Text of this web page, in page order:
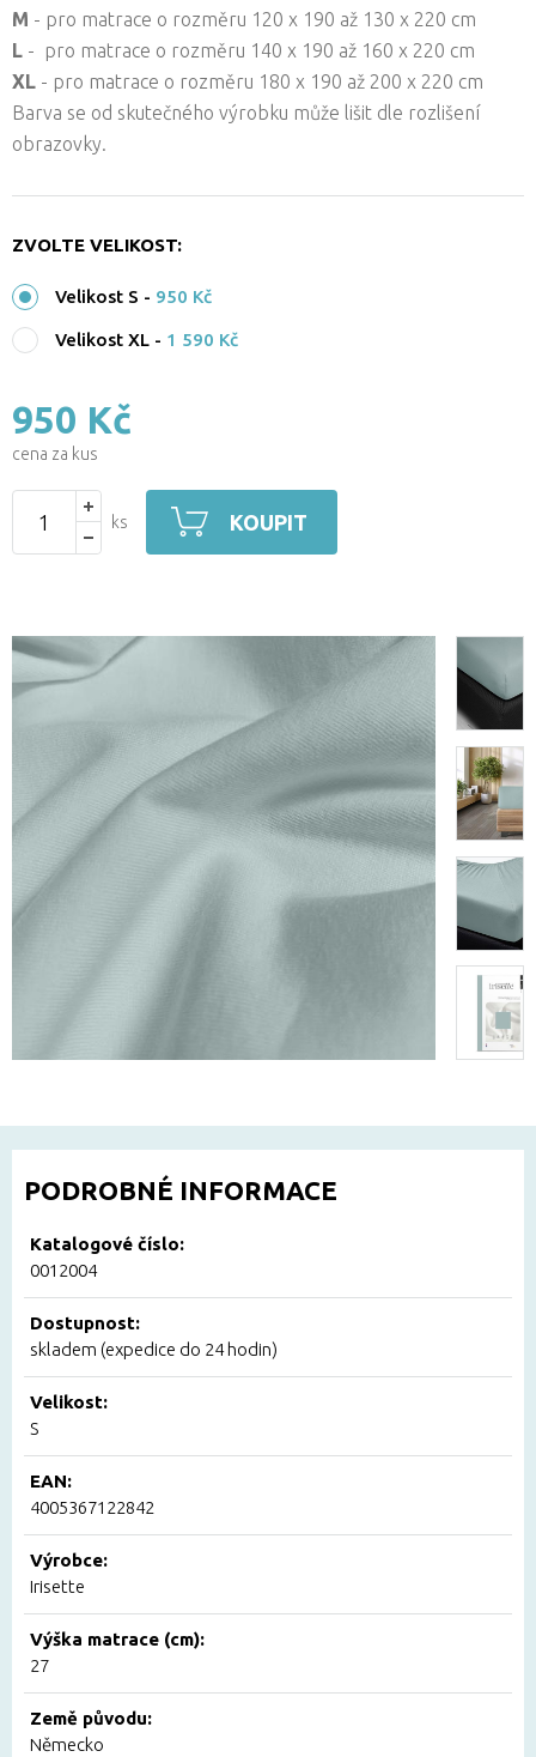
M - pro matrace o rozměru 120 x 190 až 130 x 220 cm
L - pro matrace o rozměru 140 x 190 až 160 x 220 cm
XL - pro matrace o rozměru 180 x 190 až 200 x 220 cm
Barva se od skutečného výrobku může lišit dle rozlišení
obrazovky.
ZVOLTE VELIKOST:
Velikost S - 950 Kč
Velikost XL - 1 590 Kč
950 Kč
cena za kus
ks KOUPIT
PODROBNÉ INFORMACE
Katalogové číslo:
0012004
Dostupnost:
skladem (expedice do 24 hodin)
Velikost:
S
EAN:
4005367122842
Výrobce:
Irisette
Výška matrace (cm):
27
Země původu:
Německo